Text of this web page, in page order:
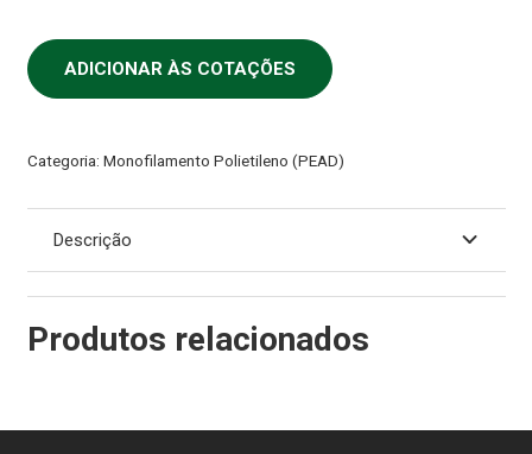
ADICIONAR ÀS COTAÇÕES
Categoria: Monofilamento Polietileno (PEAD)
Descrição
Produtos relacionados